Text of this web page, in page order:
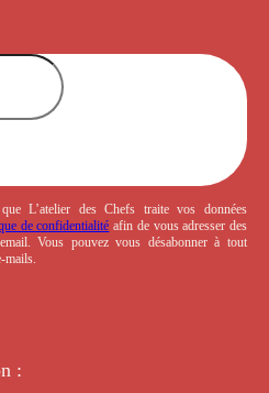
L’atelier des Chefs traite vos données
de confidentialité afin de vous adresser des
Vous pouvez vous désabonner à tout
mails.
: